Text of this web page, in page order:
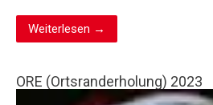
Weiterlesen →
ORE (Ortsranderholung) 2023